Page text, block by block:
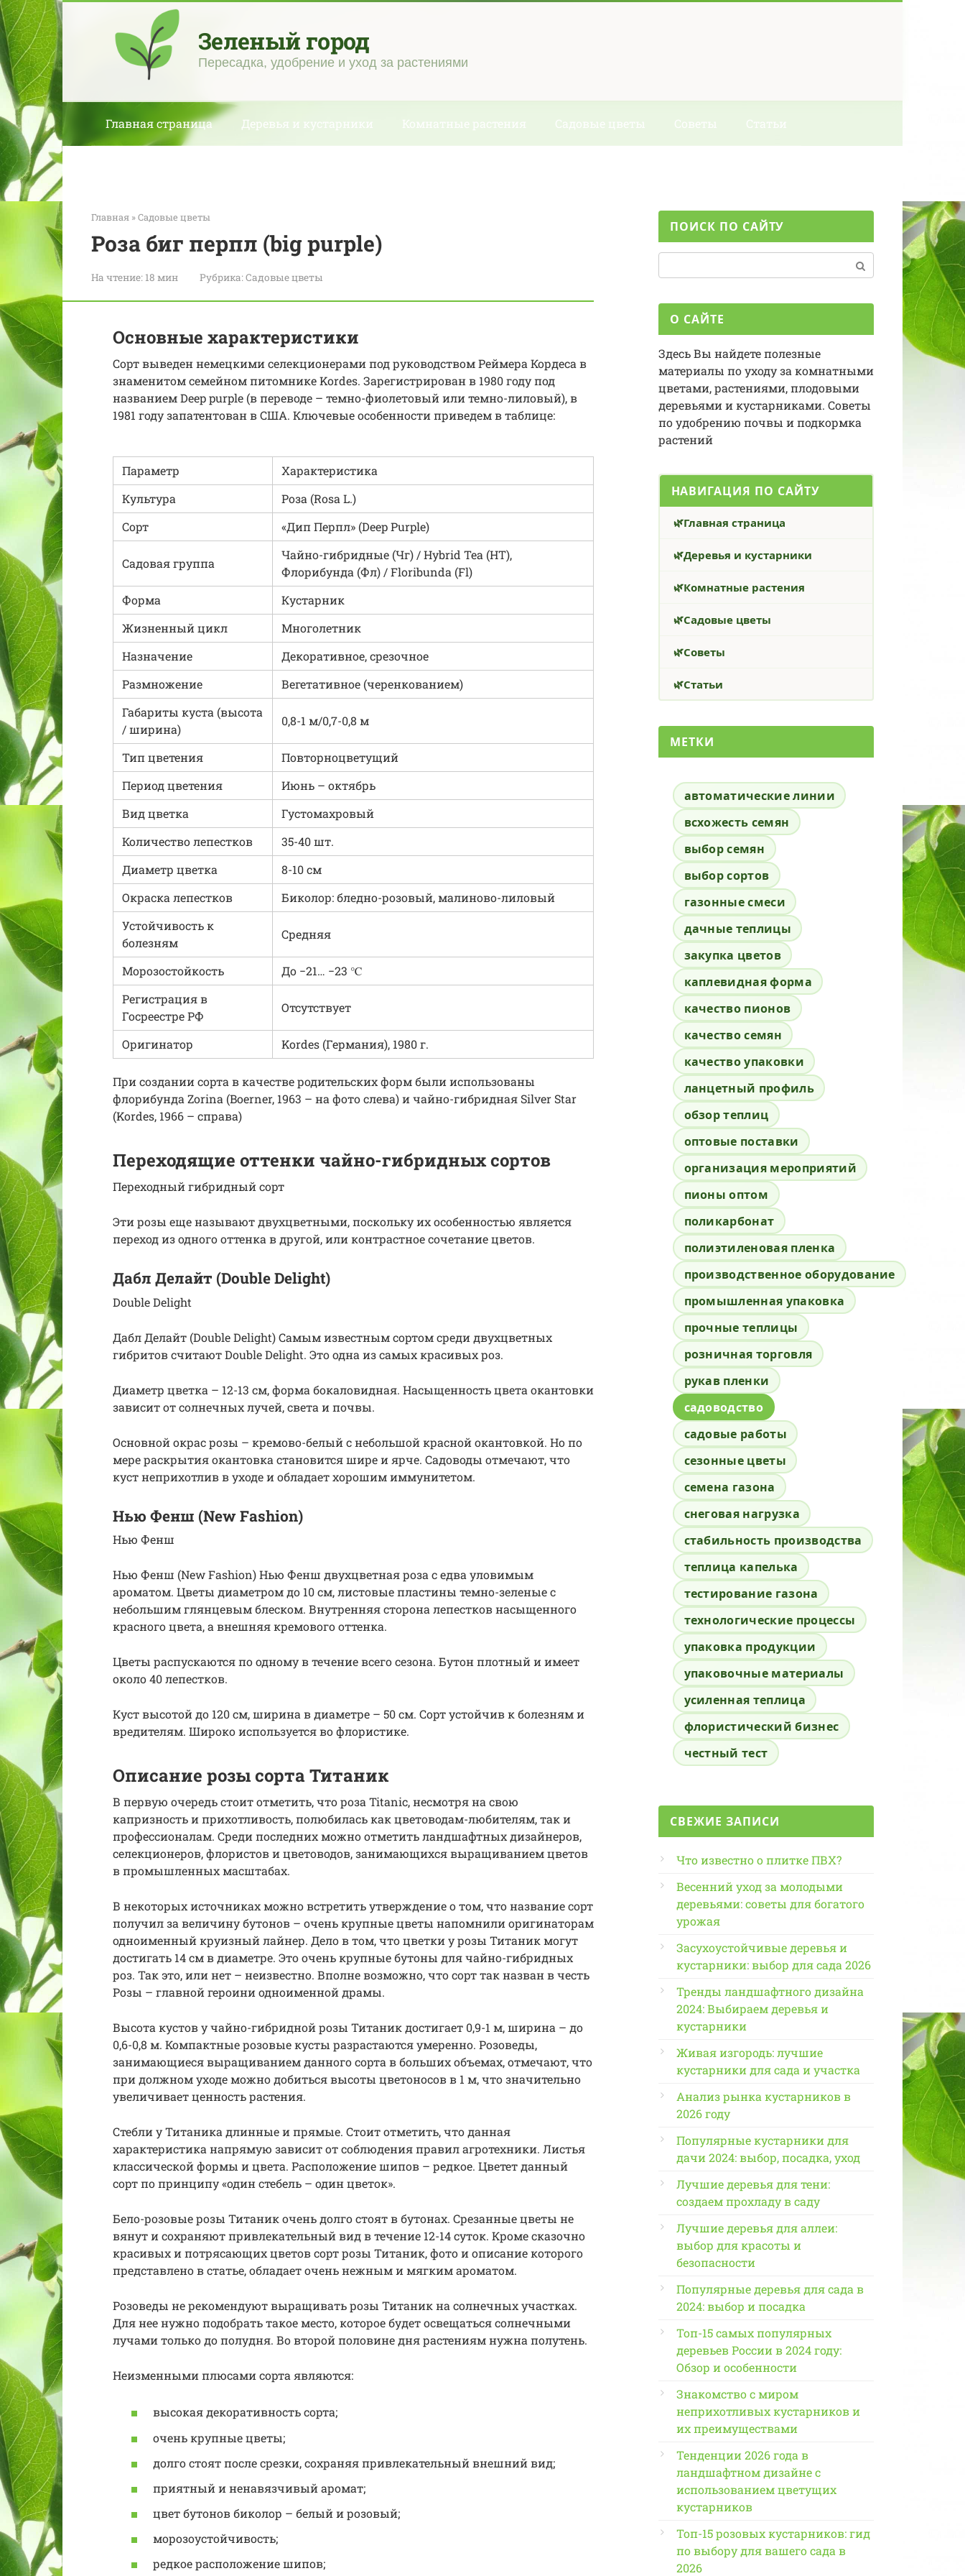
Перейти
к
контенту
Зеленый город
Пересадка, удобрение и уход за растениями
Главная страница Деревья и кустарники Комнатные растения Садовые цветы Советы Статьи
Главная »Садовые цветы
Роза биг перпл (big purple)
На чтение: 18 мин Рубрика:Садовые цветы
Основные характеристики
Сорт выведен немецкими селекционерами под руководством Реймера Кордеса в
знаменитом семейном питомнике Kordes. Зарегистрирован в 1980 году под
названием Deep purple (в переводе – темно-фиолетовый или темно-лиловый), в
1981 году запатентован в США. Ключевые особенности приведем в таблице:
Параметр
Характеристика
Культура
Роза (Rosa L.)
Сорт
«Дип Перпл» (Deep Purple)
Садовая группа
Чайно-гибридные (Чг) / Hybrid Tea (HT),
Флорибунда (Фл) / Floribunda (Fl)
Форма
Кустарник
Жизненный цикл
Многолетник
Назначение
Декоративное, срезочное
Размножение
Вегетативное (черенкованием)
Габариты куста (высота
/ ширина)
0,8-1 м/0,7-0,8 м
Тип цветения
Повторноцветущий
Период цветения
Июнь – октябрь
Вид цветка
Густомахровый
Количество лепестков
35-40 шт.
Диаметр цветка
8-10 см
Окраска лепестков
Биколор: бледно-розовый, малиново-лиловый
Устойчивость к
болезням
Средняя
Морозостойкость
До −21… −23 ℃
Регистрация в
Госреестре РФ
Отсутствует
Оригинатор Kordes (Германия), 1980 г.
При создании сорта в качестве родительских форм были использованы
флорибунда Zorina (Boerner, 1963 – на фото слева) и чайно-гибридная Silver Star
(Kordes, 1966 – справа)
Переходящие оттенки чайно-гибридных сортов
Переходный гибридный сорт
Эти розы еще называют двухцветными, поскольку их особенностью является
переход из одного оттенка в другой, или контрастное сочетание цветов.
Дабл Делайт (Double Delight)
Double Delight
Дабл Делайт (Double Delight) Самым известным сортом среди двухцветных
гибритов считают Double Delight. Это одна из самых красивых роз.
Диаметр цветка – 12-13 см, форма бокаловидная. Насыщенность цвета окантовки
зависит от солнечных лучей, света и почвы.
Основной окрас розы – кремово-белый с небольшой красной окантовкой. Но по
мере раскрытия окантовка становится шире и ярче. Садоводы отмечают, что
куст неприхотлив в уходе и обладает хорошим иммунитетом.
Нью Фенш (New Fashion)
Нью Фенш
Нью Фенш (New Fashion) Нью Фенш двухцветная роза с едва уловимым
ароматом. Цветы диаметром до 10 см, листовые пластины темно-зеленые с
небольшим глянцевым блеском. Внутренняя сторона лепестков насыщенного
красного цвета, а внешняя кремового оттенка.
Цветы распускаются по одному в течение всего сезона. Бутон плотный и имеет
около 40 лепестков.
Куст высотой до 120 см, ширина в диаметре – 50 см. Сорт устойчив к болезням и
вредителям. Широко используется во флористике.
Описание розы сорта Титаник
В первую очередь стоит отметить, что роза Titanic, несмотря на свою
капризность и прихотливость, полюбилась как цветоводам-любителям, так и
профессионалам. Среди последних можно отметить ландшафтных дизайнеров,
селекционеров, флористов и цветоводов, занимающихся выращиванием цветов
в промышленных масштабах.
В некоторых источниках можно встретить утверждение о том, что название сорт
получил за величину бутонов – очень крупные цветы напомнили оригинаторам
одноименный круизный лайнер. Дело в том, что цветки у розы Титаник могут
достигать 14 см в диаметре. Это очень крупные бутоны для чайно-гибридных
роз. Так это, или нет – неизвестно. Вполне возможно, что сорт так назван в честь
Розы – главной героини одноименной драмы.
Высота кустов у чайно-гибридной розы Титаник достигает 0,9-1 м, ширина – до
0,6-0,8 м. Компактные розовые кусты разрастаются умеренно. Розоведы,
занимающиеся выращиванием данного сорта в больших объемах, отмечают, что
при должном уходе можно добиться высоты цветоносов в 1 м, что значительно
увеличивает ценность растения.
Стебли у Титаника длинные и прямые. Стоит отметить, что данная
характеристика напрямую зависит от соблюдения правил агротехники. Листья
классической формы и цвета. Расположение шипов – редкое. Цветет данный
сорт по принципу «один стебель – один цветок».
Бело-розовые розы Титаник очень долго стоят в бутонах. Срезанные цветы не
вянут и сохраняют привлекательный вид в течение 12-14 суток. Кроме сказочно
красивых и потрясающих цветов сорт розы Титаник, фото и описание которого
представлено в статье, обладает очень нежным и мягким ароматом.
Розоведы не рекомендуют выращивать розы Титаник на солнечных участках.
Для нее нужно подобрать такое место, которое будет освещаться солнечными
лучами только до полудня. Во второй половине дня растениям нужна полутень.
Неизменными плюсами сорта являются:
высокая декоративность сорта;
очень крупные цветы;
долго стоят после срезки, сохраняя привлекательный внешний вид;
приятный и ненавязчивый аромат;
цвет бутонов биколор – белый и розовый;
морозоустойчивость;
редкое расположение шипов;
ПОИСК ПО САЙТУ
О САЙТЕ
Здесь Вы найдете полезные
материалы по уходу за комнатными
цветами, растениями, плодовыми
деревьями и кустарниками. Советы
по удобрению почвы и подкормка
растений
НАВИГАЦИЯ ПО САЙТУ
Главная страница
Деревья и кустарники
Комнатные растения
Садовые цветы
Советы
Статьи
МЕТКИ
автоматические линии
всхожесть семян
выбор семян
выбор сортов
газонные смеси
дачные теплицы
закупка цветов
каплевидная форма
качество пионов
качество семян
качество упаковки
ланцетный профиль
обзор теплиц
оптовые поставки
организация мероприятий
пионы оптом
поликарбонат
полиэтиленовая пленка
производственное оборудование
промышленная упаковка
прочные теплицы
розничная торговля
рукав пленки
садоводство
садовые работы
сезонные цветы
семена газона
снеговая нагрузка
стабильность производства
теплица капелька
тестирование газона
технологические процессы
упаковка продукции
упаковочные материалы
усиленная теплица
флористический бизнес
честный тест
СВЕЖИЕ ЗАПИСИ
Что известно о плитке ПВХ?
Весенний уход за молодыми
деревьями: советы для богатого
урожая
Засухоустойчивые деревья и
кустарники: выбор для сада 2026
Тренды ландшафтного дизайна
2024: Выбираем деревья и
кустарники
Живая изгородь: лучшие
кустарники для сада и участка
Анализ рынка кустарников в
2026 году
Популярные кустарники для
дачи 2024: выбор, посадка, уход
Лучшие деревья для тени:
создаем прохладу в саду
Лучшие деревья для аллеи:
выбор для красоты и
безопасности
Популярные деревья для сада в
2024: выбор и посадка
Топ-15 самых популярных
деревьев России в 2024 году:
Обзор и особенности
Знакомство с миром
неприхотливых кустарников и
их преимуществами
Тенденции 2026 года в
ландшафтном дизайне с
использованием цветущих
кустарников
Топ-15 розовых кустарников: гид
по выбору для вашего сада в
2026